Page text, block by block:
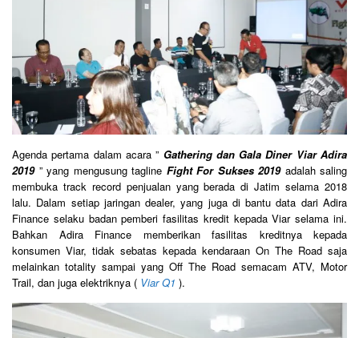
Agenda pertama dalam acara ” Gathering dan Gala Diner Viar Adira
2019” yang mengusung tagline Fight For Sukses 2019 adalah saling
membuka track record penjualan yang berada di Jatim selama 2018
lalu. Dalam setiap jaringan dealer, yang juga di bantu data dari Adira
Finance selaku badan pemberi fasilitas kredit kepada Viar selama ini.
Bahkan Adira Finance memberikan fasilitas kreditnya kepada
konsumen Viar, tidak sebatas kepada kendaraan On The Road saja
melainkan totality sampai yang Off The Road semacam ATV, Motor
Trail, dan juga elektriknya ( Viar Q1 ).